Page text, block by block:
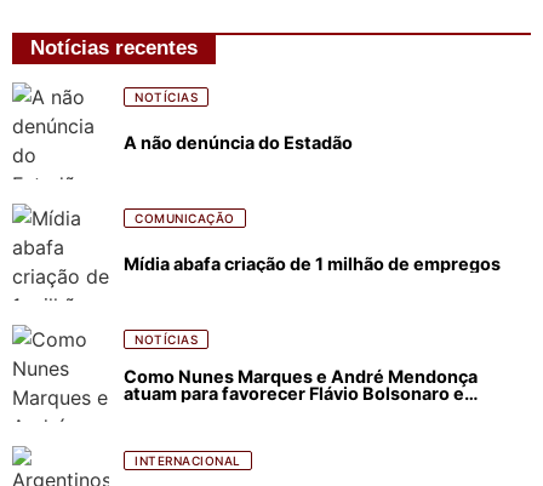
Notícias recentes
NOTÍCIAS
A não denúncia do Estadão
COMUNICAÇÃO
Mídia abafa criação de 1 milhão de empregos
NOTÍCIAS
Como Nunes Marques e André Mendonça
atuam para favorecer Flávio Bolsonaro e
INTERNACIONAL